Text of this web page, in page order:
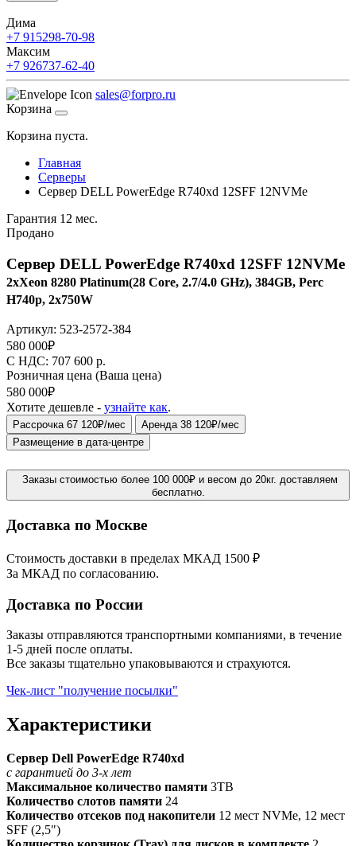
Дима
+7 915298-70-98
Максим
+7 926737-62-40
sales@forpro.ru
Корзина
Корзина пуста.
Главная
Серверы
Сервер DELL PowerEdge R740xd 12SFF 12NVMe
Гарантия 12 мес.
Продано
Сервер DELL PowerEdge R740xd 12SFF 12NVMe
2xXeon 8280 Platinum(28 Core, 2.7/4.0 GHz), 384GB, Perc
H740p, 2x750W
Артикул: 523-2572-384
580 000₽
C НДС: 707 600 р.
Розничная цена (Ваша цена)
580 000₽
Хотите дешевле - узнайте как.
Рассрочка 67 120₽/мес
Аренда 38 120₽/мес
Размещение в дата-центре
Заказы стоимостью более 100 000₽ и весом до 20кг. доставляем
бесплатно.
Доставка по Москве
Стоимость доставки в пределах МКАД 1500 ₽
За МКАД по согласованию.
Доставка по России
Заказы отправляются транспортными компаниями, в течение
1-5 дней после оплаты.
Все заказы тщательно упаковываются и страхуются.
Чек-лист "получение посылки"
Характеристики
Сервер Dell PowerEdge R740xd
с гарантией до 3-х лет
Максимальное количество памяти 3TB
Количество слотов памяти 24
Количество отсеков под накопители 12 мест NVMe, 12 мест
SFF (2,5")